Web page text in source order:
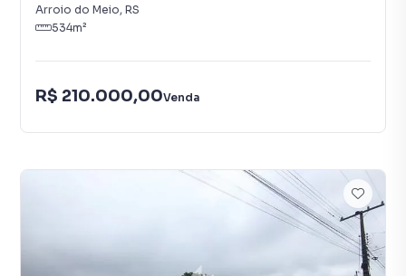
Arroio do Meio, RS
534m²
R$ 210.000,00Venda